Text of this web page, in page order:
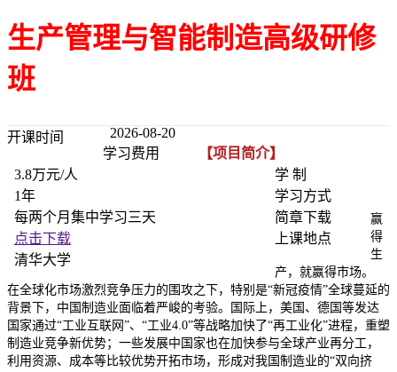
生产管理与智能制造高级研修
班
开课时间
2026-08-20
学习费用
3.8万元/人
学 制
1年
学习方式
每两个月集中学习三天
简章下载
点击下载
上课地点
清华大学
【项目简介】
赢
得
生
产，就赢得市场。
在全球化市场激烈竞争压力的围攻之下，特别是“新冠疫情”全球蔓延的
背景下，中国制造业面临着严峻的考验。国际上，美国、德国等发达
国家通过“工业互联网”、“工业4.0”等战略加快了“再工业化”进程，重塑
制造业竞争新优势；一些发展中国家也在加快参与全球产业再分工，
利用资源、成本等比较优势开拓市场，形成对我国制造业的“双向挤